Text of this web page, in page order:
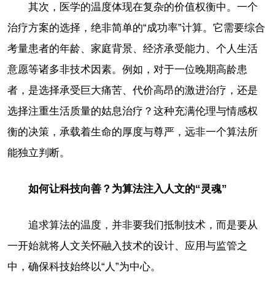
其次，医学的温度体现在复杂的价值权衡中。一个
治疗方案的选择，绝非简单的“成功率”计算。它需要综合
考量患者的年龄、家庭背景、经济承受能力、个人生活
意愿等诸多非技术因素。例如，对于一位晚期高龄患
者，是选择承受巨大痛苦、代价高昂的激进治疗，还是
选择注重生活质量的姑息治疗？这种充满伦理与情感权
衡的决策，承载着生命的厚度与尊严，远非一个算法所
能独立判断。
如何让科技向善？为算法注入人文的“灵魂”
追求算法的温度，并非要我们抵制技术，而是要从
一开始就将人文关怀融入技术的设计、应用与监管之
中，确保科技始终以“人”为中心。